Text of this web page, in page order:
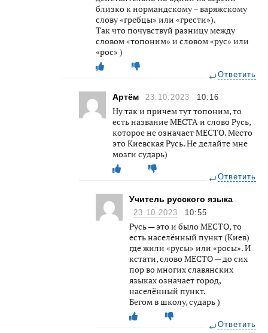
близко к нормандскому – варяжскому
слову «гребцы» или «грести»).
Так что почувствуй разницу между
словом «топоним» и словом «рус» или
«рос» )
Ответить
Артём 23.10.2023 10:16
Ну так и причем тут топоним, то
есть название МЕСТА и слово Русь,
которое не означает МЕСТО. Место
это Киевская Русь. Не делайте мне
мозги сударь)
Ответить
Учитель русского языка
23.10.2023 10:55
Русь — это и было МЕСТО, то
есть населённый пункт (Киев)
где жили «русы» или «росы». И
кстати, слово МЕСТО — до сих
пор во многих славянских
языках означает город,
населённый пункт.
Бегом в школу, сударь )
Ответить